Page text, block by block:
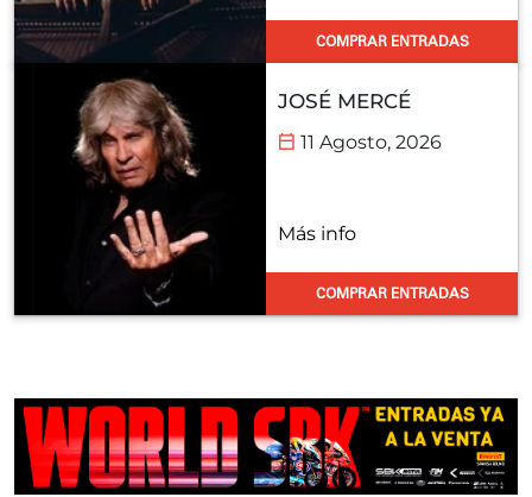
COMPRAR ENTRADAS
JOSÉ MERCÉ
11 Agosto, 2026
Más info
COMPRAR ENTRADAS